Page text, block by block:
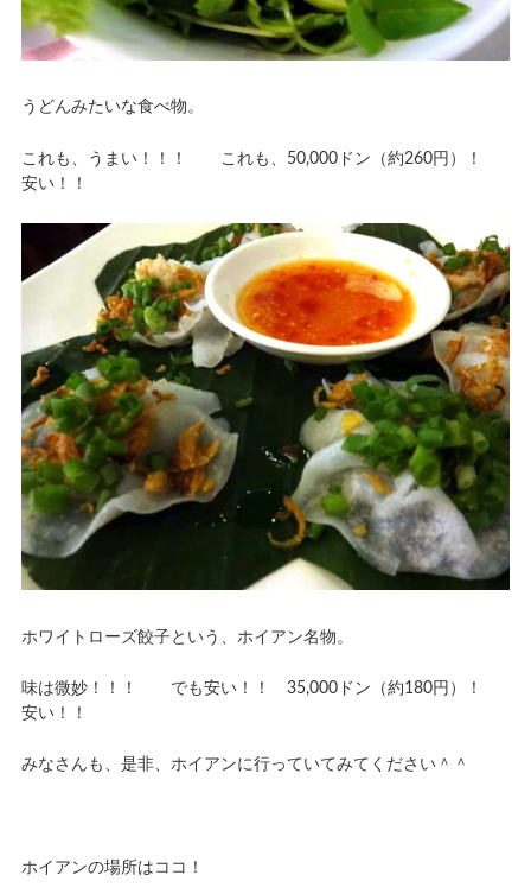
うどんみたいな食べ物。
これも、うまい！！！ これも、50,000ドン（約260円）！
安い！！
ホワイトローズ餃子という、ホイアン名物。
味は微妙！！！ でも安い！！ 35,000ドン（約180円）！
安い！！
みなさんも、是非、ホイアンに行っていてみてください＾＾
ホイアンの場所はココ！